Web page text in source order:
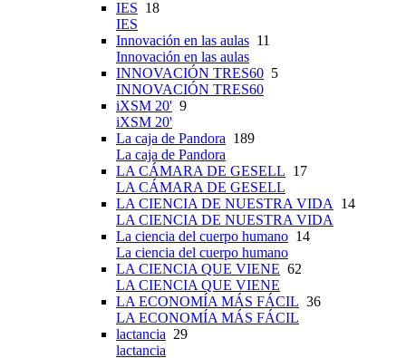
IES 18
IES
Innovación en las aulas 11
Innovación en las aulas
INNOVACIÓN TRES60 5
INNOVACIÓN TRES60
iXSM 20' 9
iXSM 20'
La caja de Pandora 189
La caja de Pandora
LA CÁMARA DE GESELL 17
LA CÁMARA DE GESELL
LA CIENCIA DE NUESTRA VIDA
14
LA CIENCIA DE NUESTRA VIDA
La ciencia del cuerpo humano 14
La ciencia del cuerpo humano
LA CIENCIA QUE VIENE 62
LA CIENCIA QUE VIENE
LA ECONOMÍA MÁS FÁCIL 36
LA ECONOMÍA MÁS FÁCIL
lactancia 29
lactancia